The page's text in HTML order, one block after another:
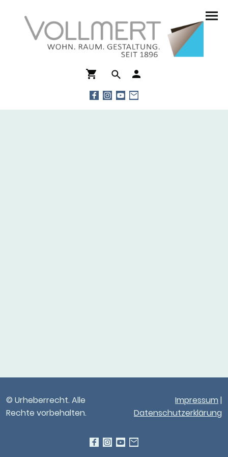
© Urheberrecht. Alle
Rechte vorbehalten.
Impressum |
Datenschutzerklärung